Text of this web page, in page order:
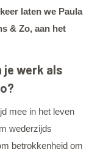
laten we Paula
& Zo, aan het
je werk als
mee in het leven
wederzijds
betrokkenheid om